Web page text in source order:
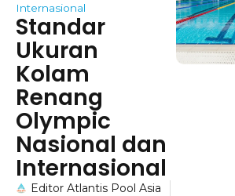
Internasional
Standar
Ukuran
Kolam
Renang
Olympic
Nasional dan
Internasional
Editor Atlantis Pool Asia